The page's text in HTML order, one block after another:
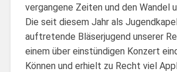
vergangene Zeiten und den Wandel
Die seit diesem Jahr als
auftretende Bläserjugend unserer
einem über einstündigen Konzert
Können und erhielt zu Recht viel